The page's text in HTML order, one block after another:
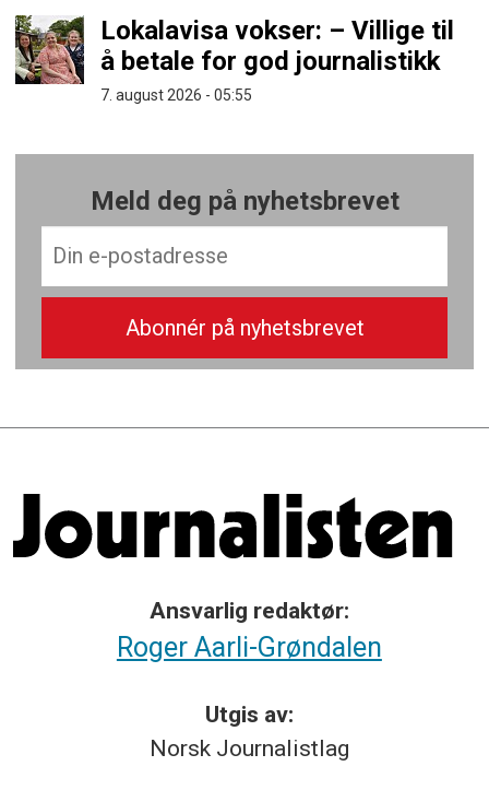
Lokalavisa vokser: – Villige til
å betale for god journalistikk
7. august 2026 - 05:55
Meld deg på nyhetsbrevet
Ansvarlig redaktør:
Roger Aarli-Grøndalen
Utgis av:
Norsk Journalistlag